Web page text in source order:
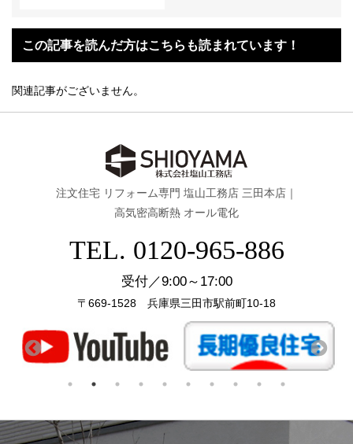
この記事を読んだ方はこちらも読まれています！
関連記事がございません。
注文住宅 リフォーム専門 塩山工務店 三田本店｜
高気密高断熱 オール電化
TEL. 0120-965-886
受付／9:00～17:00
〒669-1528 兵庫県三田市駅前町10-18